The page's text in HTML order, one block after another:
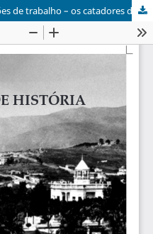
A população de rua e suas relações de trabalho – os catadores de papel em Belo Horizonte (1988-1996)